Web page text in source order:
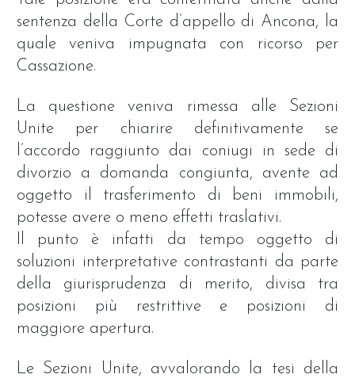
sentenza della Corte d’appello di Ancona, la
quale veniva impugnata con ricorso per
Cassazione.
La questione veniva rimessa alle Sezioni
Unite per chiarire definitivamente se
l’accordo raggiunto dai coniugi in sede di
divorzio a domanda congiunta, avente ad
oggetto il trasferimento di beni immobili,
potesse avere o meno effetti traslativi.
Il punto è infatti da tempo oggetto di
soluzioni interpretative contrastanti da parte
della giurisprudenza di merito, divisa tra
posizioni più restrittive e posizioni di
maggiore apertura.
Le Sezioni Unite, avvalorando la tesi della